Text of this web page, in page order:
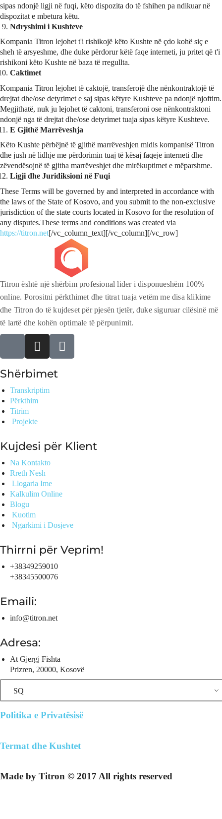
sipas ndonjë ligji në fuqi, këto dispozita do të fshihen pa ndikuar në
dispozitat e mbetura këtu.
Ndryshimi i Kushteve
Kompania Titron lejohet t'i rishikojë këto Kushte në çdo kohë siç e
sheh të arsyeshme, dhe duke përdorur këtë faqe interneti, ju pritet që t'i
rishikoni këto Kushte në baza të rregullta.
Caktimet
Kompania Titron lejohet të caktojë, transferojë dhe nënkontraktojë të
drejtat dhe/ose detyrimet e saj sipas këtyre Kushteve pa ndonjë njoftim.
Megjithatë, nuk ju lejohet të caktoni, transferoni ose nënkontraktoni
ndonjë nga të drejtat dhe/ose detyrimet tuaja sipas këtyre Kushteve.
E Gjithë Marrëveshja
Këto Kushte përbëjnë të gjithë marrëveshjen midis kompanisë Titron
dhe jush në lidhje me përdorimin tuaj të kësaj faqeje interneti dhe
zëvendësojnë të gjitha marrëveshjet dhe mirëkuptimet e mëparshme.
Ligji dhe Juridiksioni në Fuqi
These Terms will be governed by and interpreted in accordance with
the laws of the State of Kosovo, and you submit to the non-exclusive
jurisdiction of the state courts located in Kosovo for the resolution of
any disputes.These terms and conditions was created via
https://titron.net[/vc_column_text][/vc_column][/vc_row]
Titron është një shërbim profesional lider i disponueshëm 100%
online. Porositni përkthimet dhe titrat tuaja vetëm me disa klikime
dhe Titron do të kujdeset për pjesën tjetër, duke siguruar cilësinë më
të lartë dhe kohën optimale të përpunimit.
Shërbimet
Transkriptim
Përkthim
Titrim
Projekte
Kujdesi për Klient
Na Kontakto
Rreth Nesh
Llogaria Ime
Kalkulim Online
Blogu
Kuotim
Ngarkimi i Dosjeve
Thirrni për Veprim!
+38349259010
+38345500076
Emaili:
info@titron.net
Adresa:
At Gjergj Fishta
Prizren, 20000, Kosovë
SQ
Politika e Privatësisë
Termat dhe Kushtet
Made by Titron © 2017 All rights reserved